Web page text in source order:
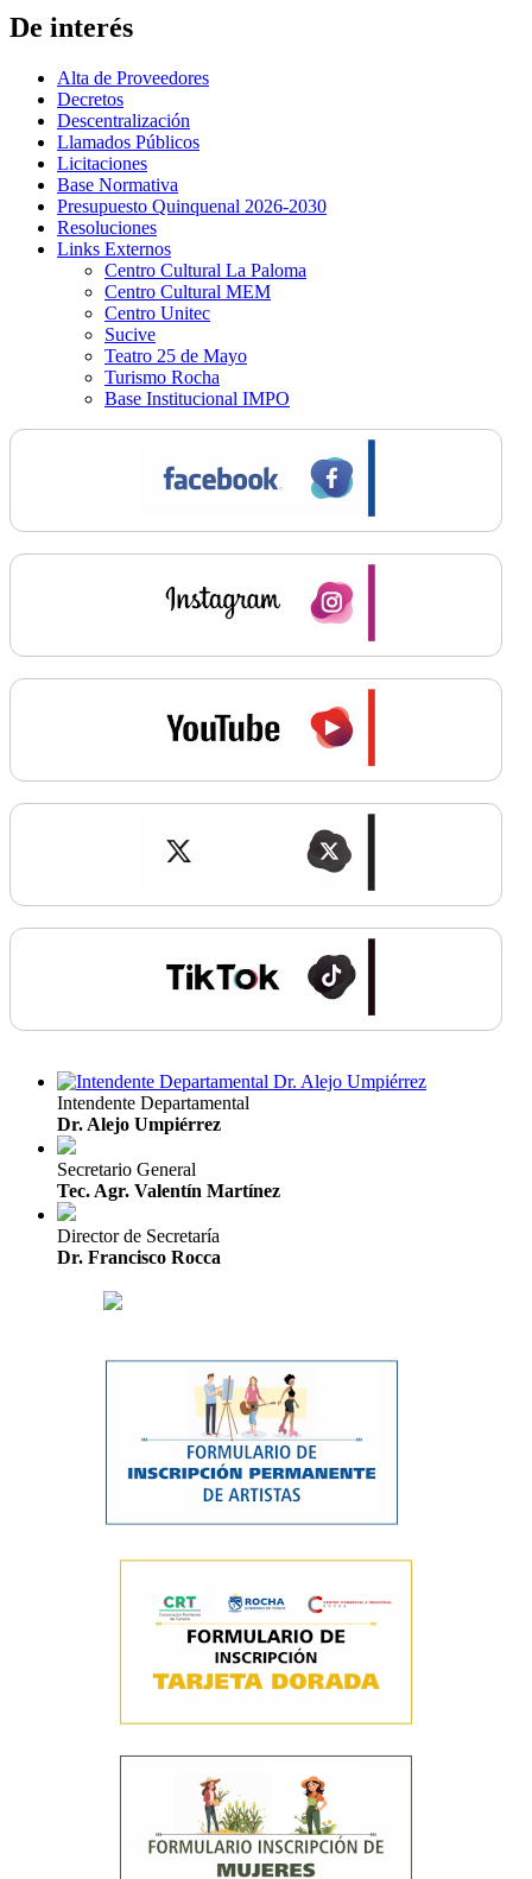
De interés
Alta de Proveedores
Decretos
Descentralización
Llamados Públicos
Licitaciones
Base Normativa
Presupuesto Quinquenal 2026-2030
Resoluciones
Links Externos
Centro Cultural La Paloma
Centro Cultural MEM
Centro Unitec
Sucive
Teatro 25 de Mayo
Turismo Rocha
Base Institucional IMPO
Intendente Departamental
Dr. Alejo Umpiérrez
Secretario General
Tec. Agr. Valentín Martínez
Director de Secretaría
Dr. Francisco Rocca